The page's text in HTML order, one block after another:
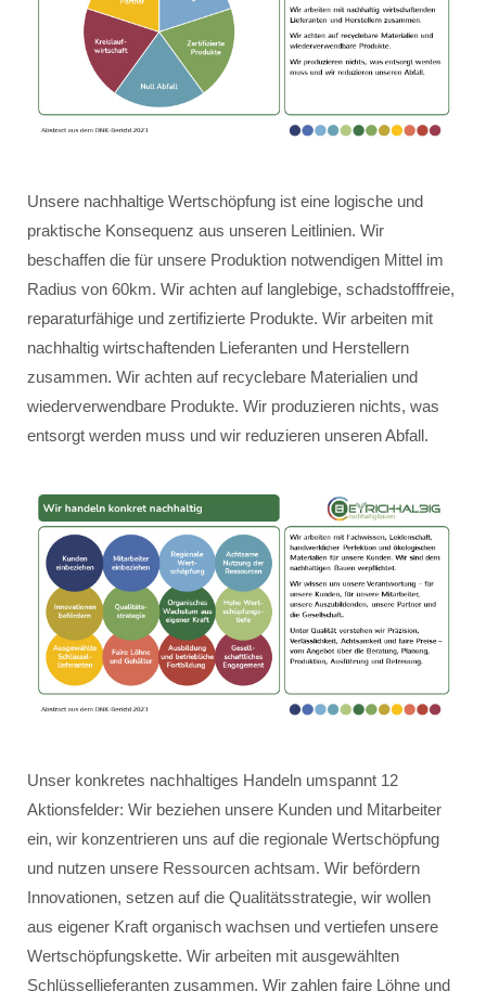
Unsere nachhaltige Wertschöpfung ist eine logische und
praktische Konsequenz aus unseren Leitlinien. Wir
beschaffen die für unsere Produktion notwendigen Mittel im
Radius von 60km. Wir achten auf langlebige, schadstofffreie,
reparaturfähige und zertifizierte Produkte. Wir arbeiten mit
nachhaltig wirtschaftenden Lieferanten und Herstellern
zusammen. Wir achten auf recyclebare Materialien und
wiederverwendbare Produkte. Wir produzieren nichts, was
entsorgt werden muss und wir reduzieren unseren Abfall.
Unser konkretes nachhaltiges Handeln umspannt 12
Aktionsfelder: Wir beziehen unsere Kunden und Mitarbeiter
ein, wir konzentrieren uns auf die regionale Wertschöpfung
und nutzen unsere Ressourcen achtsam. Wir befördern
Innovationen, setzen auf die Qualitätsstrategie, wir wollen
aus eigener Kraft organisch wachsen und vertiefen unsere
Wertschöpfungskette. Wir arbeiten mit ausgewählten
Schlüssellieferanten zusammen. Wir zahlen faire Löhne und